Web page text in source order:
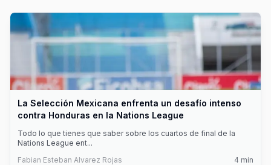
La Selección Mexicana enfrenta un desafío intenso
contra Honduras en la Nations League
Todo lo que tienes que saber sobre los cuartos de final de la
Nations League ent...
Fabian Esteban Alvarez Rojas
4 min